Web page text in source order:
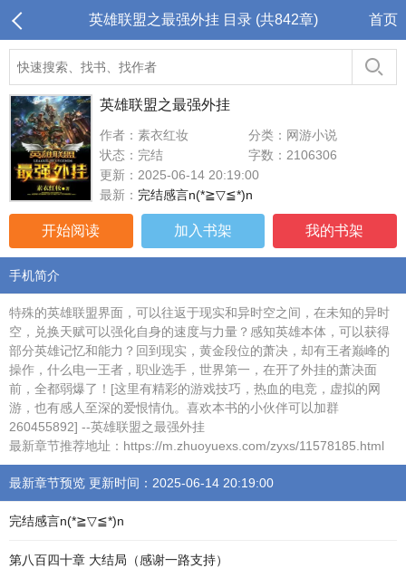
英雄联盟之最强外挂 目录 (共842章) 首页
英雄联盟之最强外挂
作者：素衣红妆
分类：网游小说
状态：完结
字数：2106306
更新：2025-06-14 20:19:00
最新： 完结感言n(*≧▽≦*)n
开始阅读 加入书架 我的书架
手机简介
特殊的英雄联盟界面，可以往返于现实和异时空之间，在未知的异时
空，兑换天赋可以强化自身的速度与力量？感知英雄本体，可以获得
部分英雄记忆和能力？回到现实，黄金段位的萧决，却有王者巅峰的
操作，什么电一王者，职业选手，世界第一，在开了外挂的萧决面
前，全都弱爆了！[这里有精彩的游戏技巧，热血的电竞，虚拟的网
游，也有感人至深的爱恨情仇。喜欢本书的小伙伴可以加群
260455892] --英雄联盟之最强外挂
最新章节推荐地址：https://m.zhuoyuexs.com/zyxs/11578185.html
最新章节预览 更新时间：2025-06-14 20:19:00
完结感言n(*≧▽≦*)n
第八百四十章 大结局（感谢一路支持）